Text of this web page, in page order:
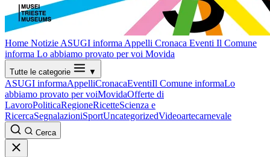
Home Notizie ASUGI informa Appelli Cronaca Eventi Il Comune
informa Lo abbiamo provato per voi Movida
Tutte le categorie ▼
ASUGI informaAppelliCronacaEventiIl Comune informaLo
abbiamo provato per voiMovidaOfferte di
LavoroPoliticaRegioneRicetteScienza e
RicercaSegnalazioniSportUncategorizedVideoartecarnevale
Cerca